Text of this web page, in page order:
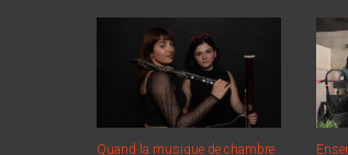
Quand la musique de chambre